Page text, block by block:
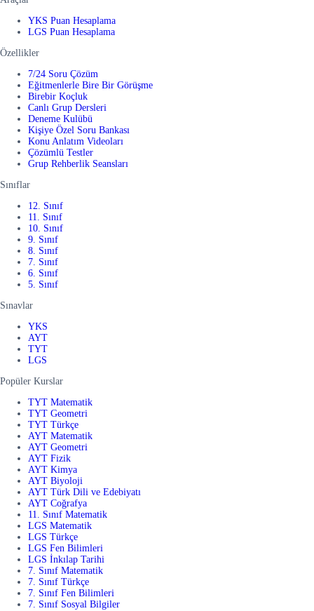
YKS Puan Hesaplama
LGS Puan Hesaplama
Özellikler
7/24 Soru Çözüm
Eğitmenlerle Bire Bir Görüşme
Birebir Koçluk
Canlı Grup Dersleri
Deneme Kulübü
Kişiye Özel Soru Bankası
Konu Anlatım Videoları
Çözümlü Testler
Grup Rehberlik Seansları
Sınıflar
12. Sınıf
11. Sınıf
10. Sınıf
9. Sınıf
8. Sınıf
7. Sınıf
6. Sınıf
5. Sınıf
Sınavlar
YKS
AYT
TYT
LGS
Popüler Kurslar
TYT Matematik
TYT Geometri
TYT Türkçe
AYT Matematik
AYT Geometri
AYT Fizik
AYT Kimya
AYT Biyoloji
AYT Türk Dili ve Edebiyatı
AYT Coğrafya
11. Sınıf Matematik
LGS Matematik
LGS Türkçe
LGS Fen Bilimleri
LGS İnkılap Tarihi
7. Sınıf Matematik
7. Sınıf Türkçe
7. Sınıf Fen Bilimleri
7. Sınıf Sosyal Bilgiler